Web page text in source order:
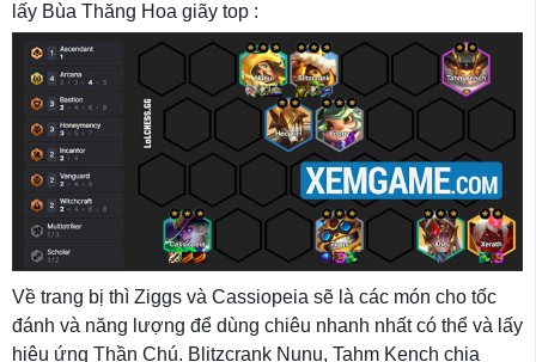
lấy Bùa Thăng Hoa giãy top :
Về trang bị thì Ziggs và Cassiopeia sẽ là các món cho tốc
đánh và năng lượng để dùng chiêu nhanh nhất có thể và lấy
hiệu ứng Thần Chú. Blitzcrank Nunu, Tahm Kench chia